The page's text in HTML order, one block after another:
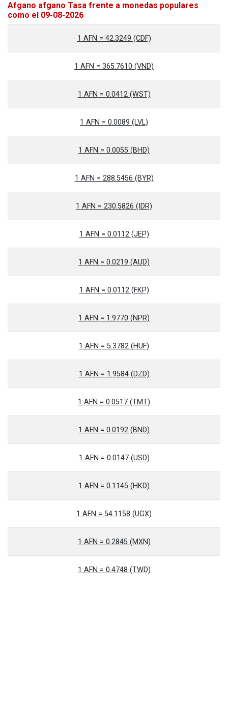
Afgano afgano Tasa frente a monedas populares
como el 09-08-2026
1 AFN = 42.3249 (CDF)
1 AFN = 365.7610 (VND)
1 AFN = 0.0412 (WST)
1 AFN = 0.0089 (LVL)
1 AFN = 0.0055 (BHD)
1 AFN = 288.5456 (BYR)
1 AFN = 230.5826 (IDR)
1 AFN = 0.0112 (JEP)
1 AFN = 0.0219 (AUD)
1 AFN = 0.0112 (FKP)
1 AFN = 1.9770 (NPR)
1 AFN = 5.3782 (HUF)
1 AFN = 1.9584 (DZD)
1 AFN = 0.0517 (TMT)
1 AFN = 0.0192 (BND)
1 AFN = 0.0147 (USD)
1 AFN = 0.1145 (HKD)
1 AFN = 54.1158 (UGX)
1 AFN = 0.2845 (MXN)
1 AFN = 0.4748 (TWD)